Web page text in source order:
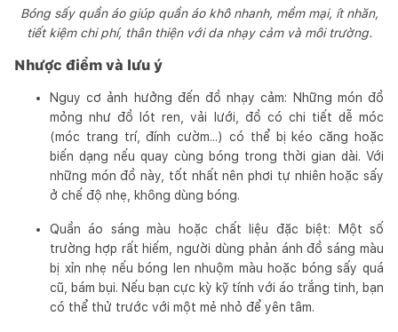
Bóng sấy quần áo giúp quần áo khô nhanh, mềm mại, ít nhăn,
tiết kiệm chi phí, thân thiện với da nhạy cảm và môi trường.
Nhược điểm và lưu ý
Nguy cơ ảnh hưởng đến đồ nhạy cảm: Những món đồ
mỏng như đồ lót ren, vải lưới, đồ có chi tiết dễ móc
(móc trang trí, đính cườm...) có thể bị kéo căng hoặc
biến dạng nếu quay cùng bóng trong thời gian dài. Với
những món đồ này, tốt nhất nên phơi tự nhiên hoặc sấy
ở chế độ nhẹ, không dùng bóng.
Quần áo sáng màu hoặc chất liệu đặc biệt: Một số
trường hợp rất hiếm, người dùng phản ánh đồ sáng màu
bị xỉn nhẹ nếu bóng len nhuộm màu hoặc bóng sấy quá
cũ, bám bụi. Nếu bạn cực kỳ kỹ tính với áo trắng tinh, bạn
có thể thử trước với một mẻ nhỏ để yên tâm.